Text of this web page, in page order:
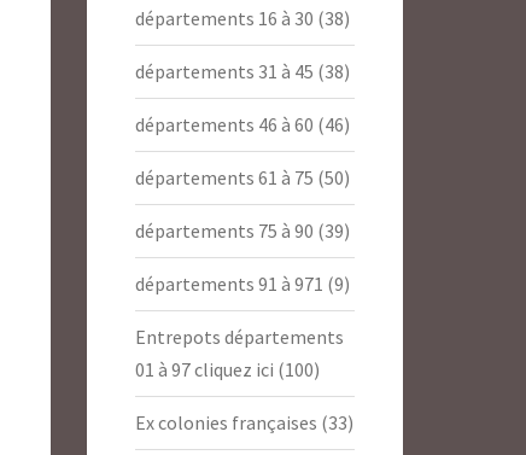
départements 16 à 30 (38)
départements 31 à 45 (38)
départements 46 à 60 (46)
départements 61 à 75 (50)
départements 75 à 90 (39)
départements 91 à 971 (9)
Entrepots départements
01 à 97 cliquez ici (100)
Ex colonies françaises (33)